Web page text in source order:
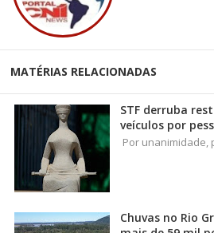
MATÉRIAS RELACIONADAS
STF derruba
veículos por
Por unanimidade,
Chuvas no Rio